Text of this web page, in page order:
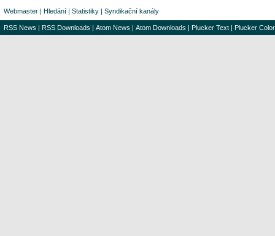
Webmaster | Hledání | Statistiky | Syndikační kanály
RSS News | RSS Downloads | Atom News | Atom Downloads | Plucker Text | Plucker Color